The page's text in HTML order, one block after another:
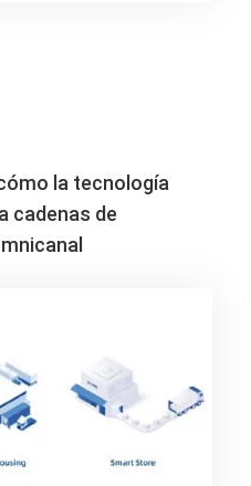
la tecnología
cadenas de